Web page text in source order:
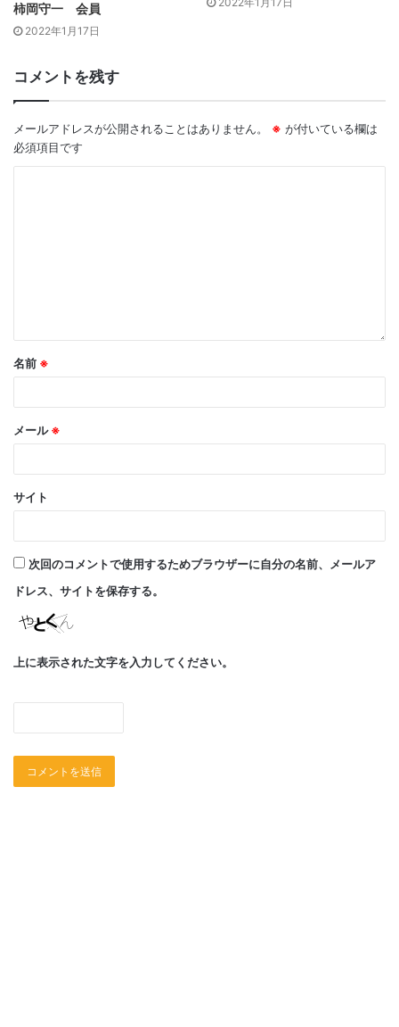
あれば、建物や土地の活用に必要な外構工事も、専門資格を
持つスタッフが施工いたします。高品質な土木解体工事・外
ださい。
解体する土地や建物、遺品、不用品には、様々な「想い」や
られた「想い」や「思い出」は目に見えるものではありませ
ん。だからこそ、コクドでは、お客様の「想い」や「思い
出」を一身に背負い、責任を持って、それぞれの事業に取り
組んでおります。
事業内容の紹介
「使っていない建物を取り壊したい」「解体工事は料金体系
柿岡守一 会員
2022年1月17日
コメントを残す
メールアドレスが公開されることはありません。 ※ が付いている欄は
必須項目です
名前 ※
メール※
サイト
次回のコメントで使用するためブラウザーに自分の名前、メールア
ドレス、サイトを保存する。
上に表示された文字を入力してください。